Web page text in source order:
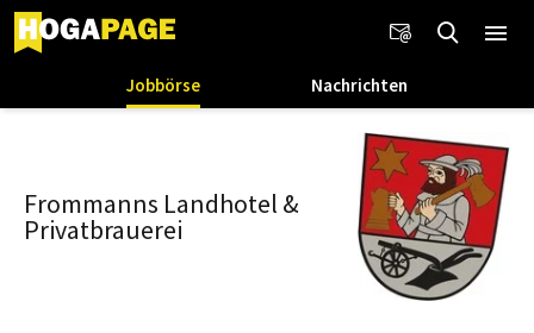
Jobbörse Nachrichten
Frommanns Landhotel &
Privatbrauerei